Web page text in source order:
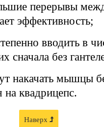
перерывы
эффективность;
вводить в
сначала без
накачать мышцы
на квадрицепс.
Наверх